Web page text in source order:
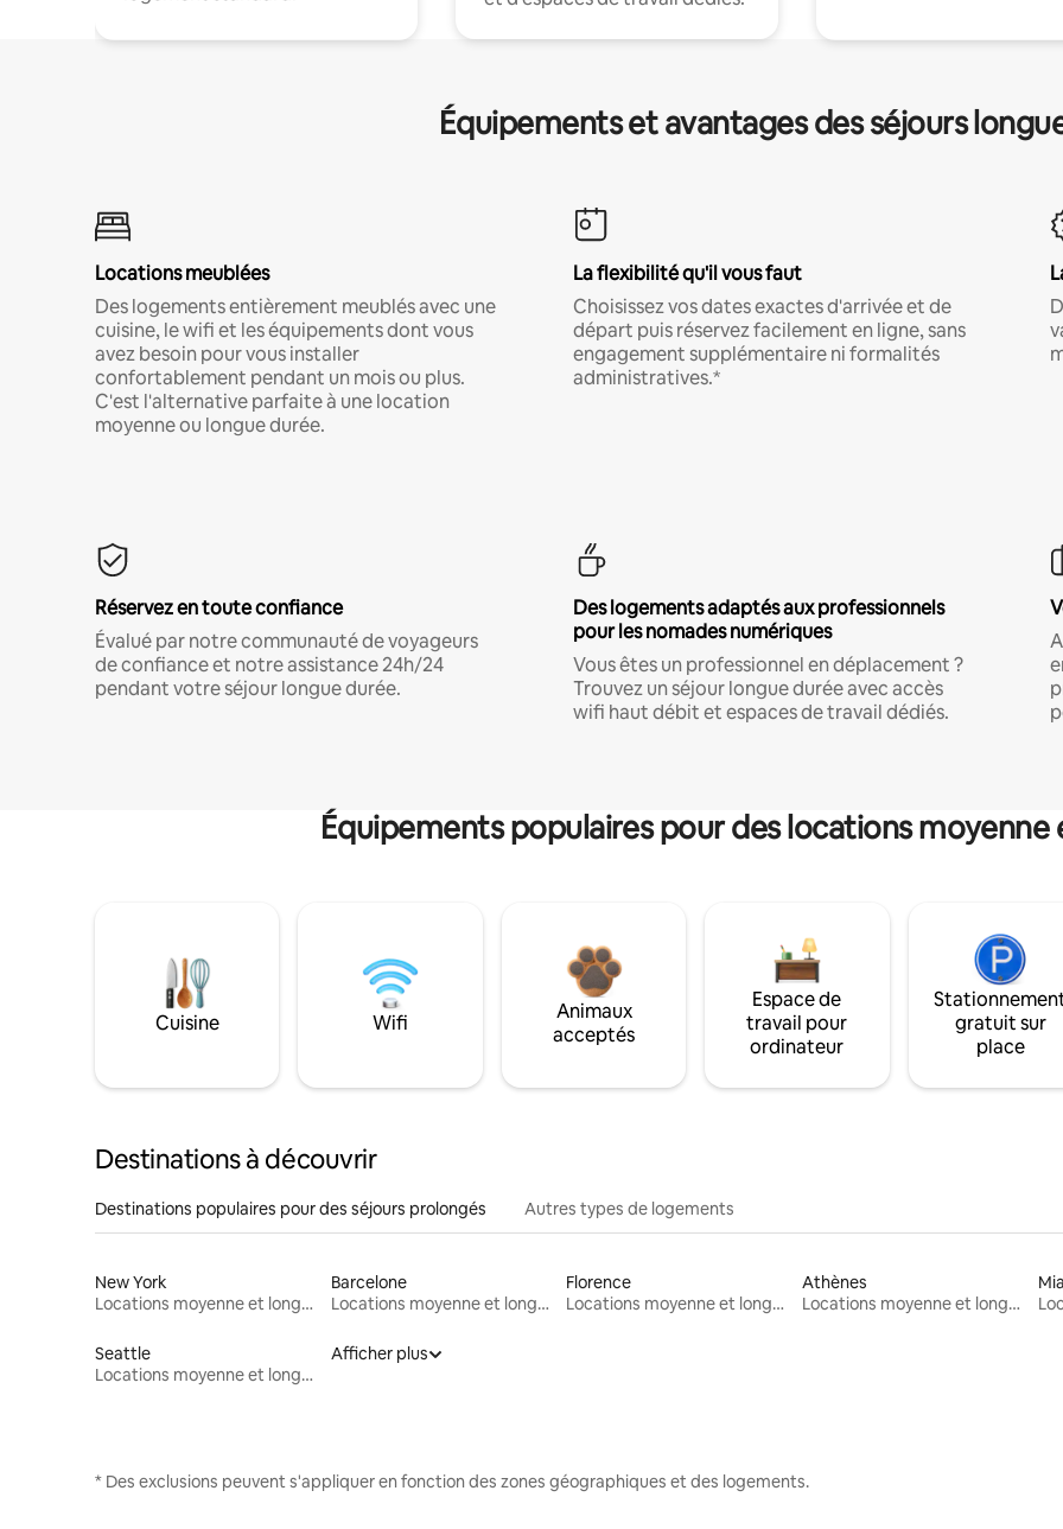
Équipements et avantages des séjours
Locations meublées
Des logements entièrement meublés avec une
cuisine, le wifi et les équipements dont vous
avez besoin pour vous installer
confortablement pendant un mois ou plus.
C'est l'alternative parfaite à une location
moyenne ou longue durée.
La flexibilité qu'il vous faut
Choisissez vos dates exactes d'arrivée et de
départ puis réservez facilement en ligne, sans
engagement supplémentaire ni formalités
administratives.*
Réservez en toute confiance
Évalué par notre communauté de voyageurs
de confiance et notre assistance 24h/24
pendant votre séjour longue durée.
Des logements adaptés aux professionnels
pour les nomades numériques
Vous êtes un professionnel en déplacement ?
Trouvez un séjour longue durée avec accès
wifi haut débit et espaces de travail dédiés.
Équipements populaires pour des locations
Cuisine Wifi
Animaux
acceptés
Espace de
travail pour
ordinateur
gratuit sur
place
Destinations à découvrir
Destinations populaires pour des séjours prolongés Autres types de logements
New York
Locations moyenne et longue durée
Barcelone
Locations moyenne et longue durée
Florence
Locations moyenne et longue durée
Athènes
Locations moyenne et longue durée
Seattle
Locations moyenne et longue durée
Afficher plus
* Des exclusions peuvent s'appliquer en fonction des zones géographiques et des logements.